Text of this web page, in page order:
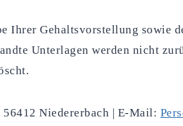
Ihrer Gehaltsvorstellung sowie
Unterlagen werden nicht
Niedererbach | E-Mail: